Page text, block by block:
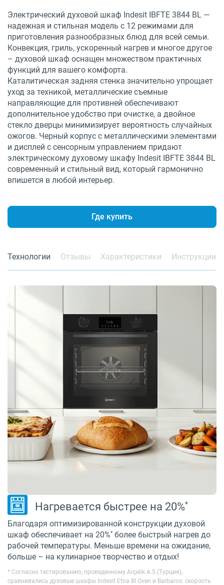
Электрический духовой шкаф Indesit IBFTE 3844 BL —
надежная и стильная модель с 12 режимами для
приготовления разнообразных блюд для всей семьи.
Конвекция, гриль, ускоренный нагрев и многое другое
– духовой шкаф оснащен множеством практичных
функций для вашего комфорта.
Каталитическая задняя стенка значительно упрощает
уход за техникой, металлические съемные
направляющие для противней обеспечивают
дополнительное удобство при очистке, а двойное
стекло дверцы минимизирует вероятность случайных
ожогов. Черный корпус с металлическими элементами
и дисплей с сенсорным управлением придают
электрическому духовому шкафу Indesit IBFTE 3844 BL
современный и стильный вид, который гармонично
впишется в любой интерьер.
Где купить
Технологии Отзывы Характеристики Инструкции
Нагревается быстрее на 20%*
Благодаря оптимизированной конструкции духовой
шкаф обеспечивает на 20%* более быстрый нагрев до
рабочей температуры. Меньше времени на ожидание,
больше – на кулинарное творчество и отдых!
* Cогласно тестированию, проведенному Arçelik A.S.(Турция),
сравнивались духовые шкафы Indesit Etna BI Oven и Barbaros: скорость